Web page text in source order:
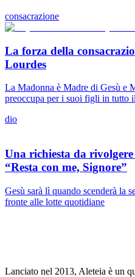
consacrazione
La forza della
Lourdes
La Madonna è Madre di Gesù e
preoccupa per i suoi figli in tutto
dio
Una richiesta da
“Resta con me, Signore”
Gesù sarà lì quando scenderà la
fronte alle lotte quotidiane
Lanciato nel 2013, Aleteia è un